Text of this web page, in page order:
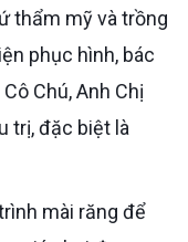
phục hình, bác
Chú, Anh Chị
trị, đặc biệt là